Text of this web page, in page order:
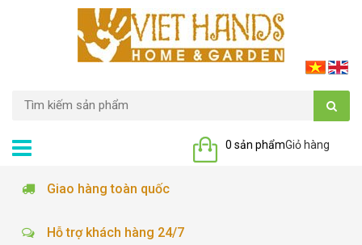
Giỏ hàng
0 sản phẩm
Giao hàng toàn quốc
Hỗ trợ khách hàng 24/7